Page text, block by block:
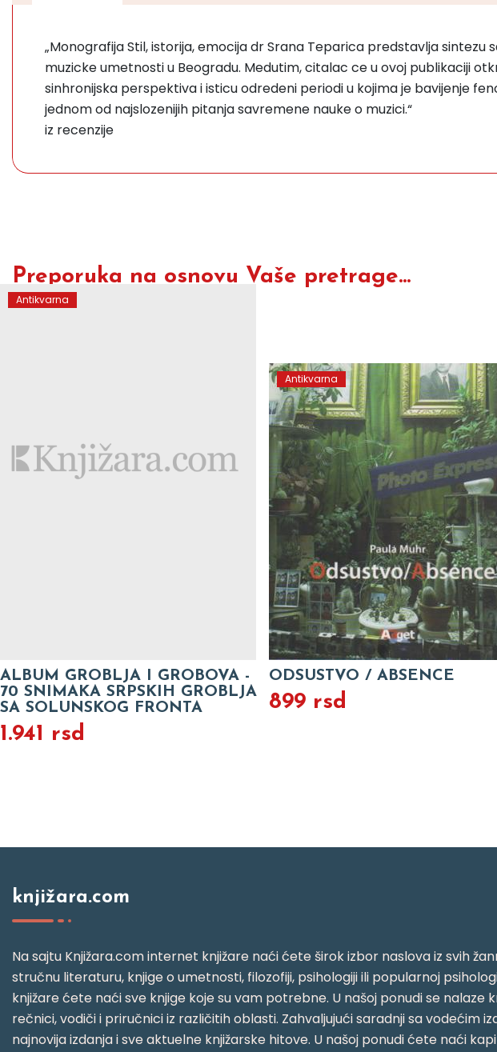
„Monografija Stil, istorija, emocija dr Srana Teparica predstavlja
muzicke umetnosti u Beogradu. Medutim, citalac ce u ovoj publikaciji
sinhronijska perspektiva i isticu odredeni periodi u kojima je bavijenje
jednom od najslozenijih pitanja savremene nauke o muzici.“
iz recenzije
Preporuka na osnovu Vaše pretrage...
Antikvarna
ALBUM GROBLJA I GROBOVA -
70 SNIMAKA SRPSKIH GROBLJA
SA SOLUNSKOG FRONTA
1.941 rsd
Antikvarna
ODSUSTVO / ABSENCE
899 rsd
knjižara.com
Na sajtu Knjižara.com internet knjižare naći ćete širok izbor naslova iz svih
stručnu literaturu, knjige o umetnosti, filozofiji, psihologiji ili popularnoj
knjižare ćete naći sve knjige koje su vam potrebne. U našoj ponudi se nalaze
rečnici, vodiči i priručnici iz različitih oblasti. Zahvaljujući saradnji sa vodećim
najnovija izdanja i sve aktuelne knjižarske hitove. U našoj ponudi ćete naći